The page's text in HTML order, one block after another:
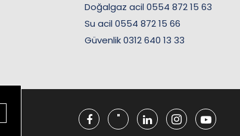
Doğalgaz acil 0554 872 15 63
Su acil 0554 872 15 66
Güvenlik 0312 640 13 33
"